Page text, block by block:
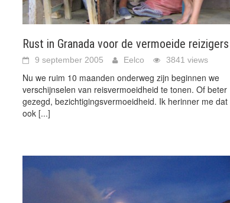
Rust in Granada voor de vermoeide reizigers
9 september 2005 Eelco 3841 views
Nu we ruim 10 maanden onderweg zijn beginnen we
verschijnselen van reisvermoeidheid te tonen. Of beter
gezegd, bezichtigingsvermoeidheid. Ik herinner me dat
ook [...]